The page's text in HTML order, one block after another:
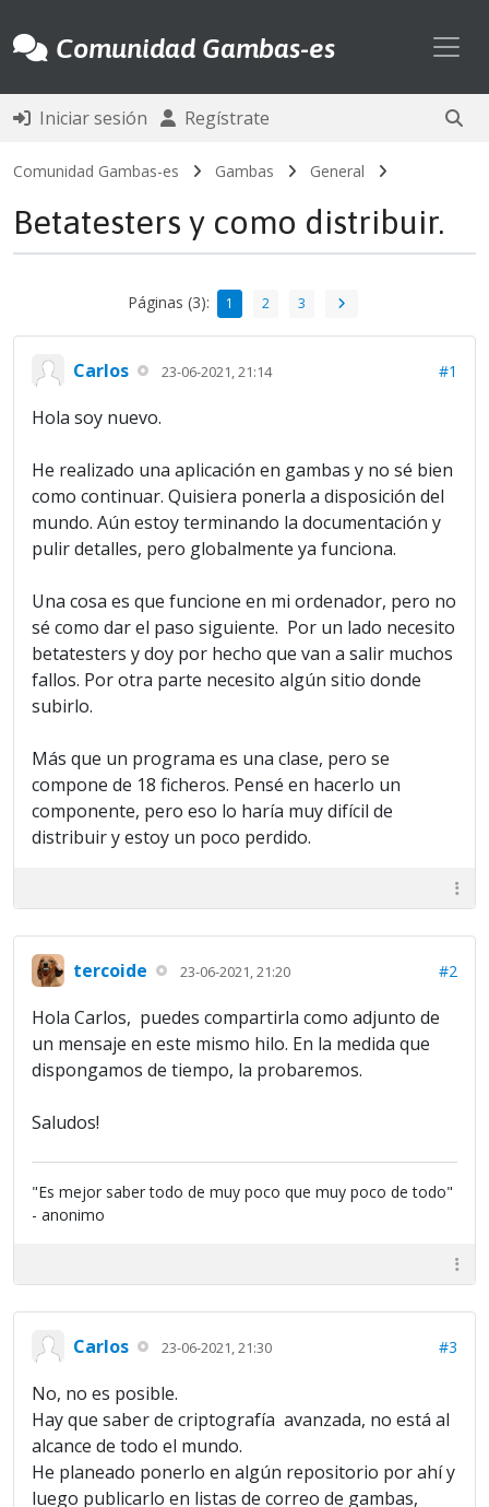
Comunidad Gambas-es
Iniciar sesión Regístrate
Comunidad Gambas-es Gambas General
Betatesters y como distribuir.
Páginas (3): 1 2 3
Carlos 23-06-2021, 21:14 #1
Hola soy nuevo.
He realizado una aplicación en gambas y no sé bien
como continuar. Quisiera ponerla a disposición del
mundo. Aún estoy terminando la documentación y
pulir detalles, pero globalmente ya funciona.
Una cosa es que funcione en mi ordenador, pero no
sé como dar el paso siguiente. Por un lado necesito
betatesters y doy por hecho que van a salir muchos
fallos. Por otra parte necesito algún sitio donde
subirlo.
Más que un programa es una clase, pero se
compone de 18 ficheros. Pensé en hacerlo un
componente, pero eso lo haría muy difícil de
distribuir y estoy un poco perdido.
tercoide 23-06-2021, 21:20 #2
Hola Carlos, puedes compartirla como adjunto de
un mensaje en este mismo hilo. En la medida que
dispongamos de tiempo, la probaremos.
Saludos!
"Es mejor saber todo de muy poco que muy poco de todo"
- anonimo
Carlos 23-06-2021, 21:30 #3
No, no es posible.
Hay que saber de criptografía avanzada, no está al
alcance de todo el mundo.
He planeado ponerlo en algún repositorio por ahí y
luego publicarlo en listas de correo de gambas,